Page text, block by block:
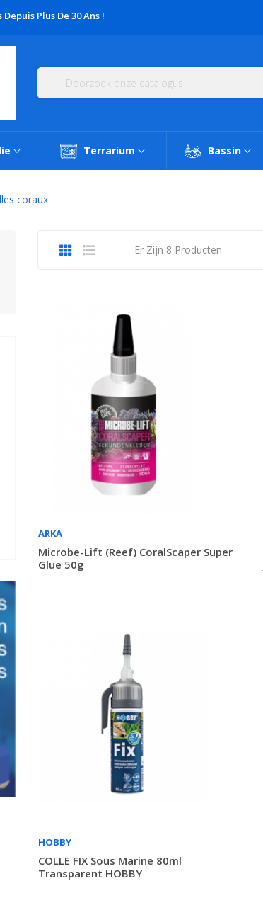
Plus De 30 Ans !
Terrarium Bassin
coraux
Er Zijn 8 Producten.
ARKA
Microbe-Lift (Reef) CoralScaper Super
Glue 50g
HOBBY
COLLE FIX Sous Marine 80ml
Transparent HOBBY